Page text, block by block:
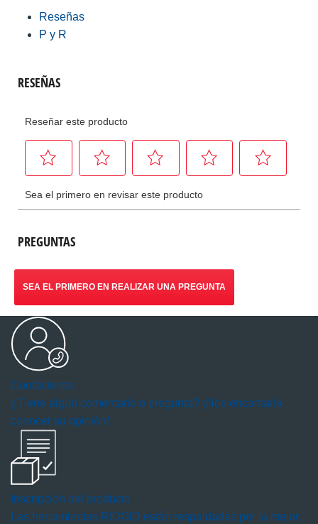
Reseñas
P y R
PREGUNTAS
SEA EL PRIMERO EN REALIZAR UNA PREGUNTA
Contáctenos
¿Tiene algún comentario o pregunta? ¡Nos encantaría
conocer su opinión!
Inscripción del producto
Las herramientas RIDGID están respaldadas por la mejor